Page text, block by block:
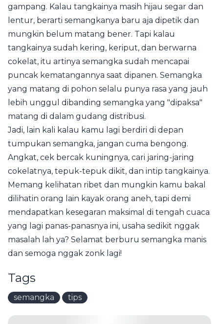
gampang. Kalau tangkainya masih hijau segar dan
lentur, berarti semangkanya baru aja dipetik dan
mungkin belum matang bener. Tapi kalau
tangkainya sudah kering, keriput, dan berwarna
cokelat, itu artinya semangka sudah mencapai
puncak kematangannya saat dipanen. Semangka
yang matang di pohon selalu punya rasa yang jauh
lebih unggul dibanding semangka yang "dipaksa"
matang di dalam gudang distribusi.
Jadi, lain kali kalau kamu lagi berdiri di depan
tumpukan semangka, jangan cuma bengong.
Angkat, cek bercak kuningnya, cari jaring-jaring
cokelatnya, tepuk-tepuk dikit, dan intip tangkainya.
Memang kelihatan ribet dan mungkin kamu bakal
dilihatin orang lain kayak orang aneh, tapi demi
mendapatkan kesegaran maksimal di tengah cuaca
yang lagi panas-panasnya ini, usaha sedikit nggak
masalah lah ya? Selamat berburu semangka manis
dan semoga nggak zonk lagi!
Tags
semangka tips